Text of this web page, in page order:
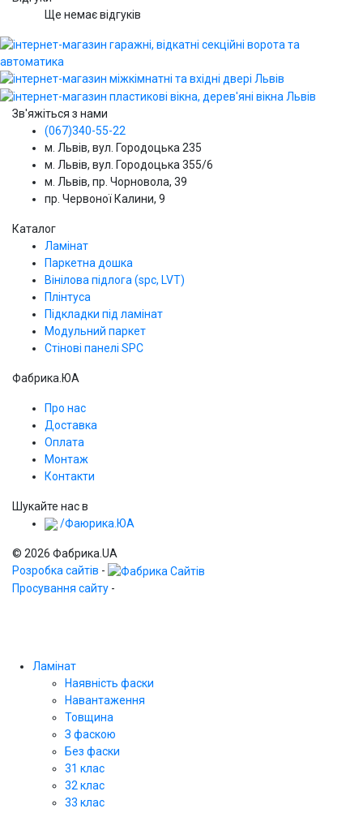
Ще немає відгуків
Зв'яжіться з нами
(067)340-55-22
м. Львів, вул. Городоцька 235
м. Львів, вул. Городоцька 355/6
м. Львів, пр. Чорновола, 39
пр. Червоної Калини, 9
Каталог
Ламінат
Паркетна дошка
Вінілова підлога (spc, LVT)
Плінтуса
Підкладки під ламінат
Модульний паркет
Стінові панелі SPС
Фабрика.ЮА
Про нас
Доставка
Оплата
Монтаж
Контакти
Шукайте нас в
/Фаюрика.ЮА
© 2026 Фабрика.UA
Розробка сайтів -
Просування сайту -
Ламінат
Наявність фаски
Навантаження
Товщина
З фаскою
Без фаски
31 клас
32 клас
33 клас